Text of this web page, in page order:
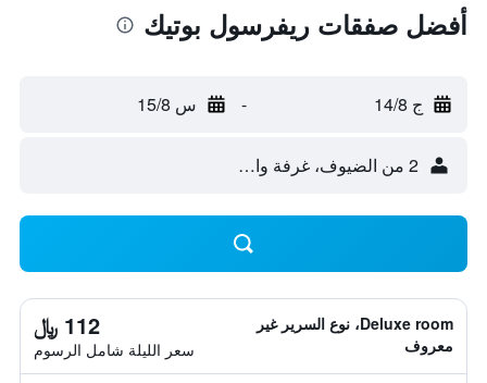
أفضل صفقات ريفرسول بوتيك
ج 14/8 - س 15/8
2 من الضيوف، غرفة واحدة
Deluxe room، نوع السرير غير
معروف
112 ﷼
سعر الليلة شامل الرسوم